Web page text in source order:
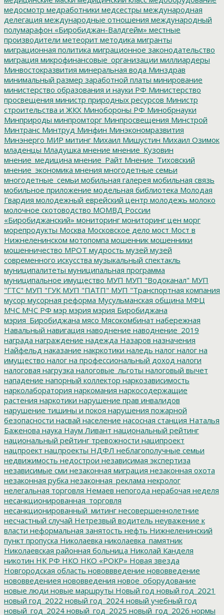
медосмотр медработники медсестры международная
делегация международные отношения международный
полумарафон «Биробиджан-Валдгейм» местные
производители метеорит методика мигранты
миграционная политика миграционное законодательство
миграция микрофинансовые_организации миллиардеры
Минвостокразвития минеральная вода Минздрав
минимальный размер заработной платы минирование
министерство образования и науки РФ Министерство
просвещения министр природных ресурсов Министр
строительства и ЖКХ Минобороны РФ Минобрнауки
Минприроды минпромторг Минпросвещения Минстрой
Минтранс Минтруд Минфин Минэкономразвития
Минэнерго МИР митинг Михаил Мишустин Михаил Озимок
младенцы Младушка мнение мнение_Кузовин
мнение_медицина мнение_Райт Мнение_Тиховский
мнение_экономика мнения многодетные семьи
многодетные_семьи мобильная галерея мобильная связь
мобильное приложение модельная библиотека Молодая
Гвардия молодежный еврейский центр молодежь молоко
молочное скотоводство МОМВД России
«Биробиджанский» мониторинг мониторинг цен морг
морепродукты Москва Московское дело мост Мост в
Нижнеленинском мотопомпа мошенник мошенники
мошенничество МРОТ мудрость музей музей
современного искусства музыкальный спектакль
муниципалитеты муниципальная программа
муниципальное имущество МУП МУП "Водоканал" МУП
"ГТС" МУП "ГУК МУП "ПАТП" МУП "Транспортная компания
мусор мусорная реформа Мусульманская община МФЦ
МЧС МЧС РФ мэр мэрия мэрия Биробиджана
мэрия_Биробиджана мясо Мясокомбинат набережная
Навальный навигация наводнение наводнение_2019
награда награждение надежда Назаров назначения
Найфельд наказание накркотики наледь налог налог на
имущество налог на профессиональный доход налоги
налоговая нагрузка налоговые_льготы налоговый вычет
нападение напорный коллектор наркозависимость
нарколаборатория наркомания наркосодержащие
растения наркотики нарушение прав инвалидов
нарушение тишины и покоя нарушения пожарной
безопасности насвай население насосная станция Наталья
Баженова наука Наум Ливант национальный рейтинг
национальный рейтинг тревожности наципроект
нацпроект нацпроекты НДФЛ неблагополучные семьи
недвижимость недострои независимая экспертиза
независимые сми незаконная миграция незаконная охота
незаконная рубка незаконная_реклама некролог
нелегальная торговля Немаев непогода нерабочая неделя
несанкционированная_торговля
несанкционированный_митинг несовершеннолетние
несчастный случай Нетрезвый водитель неуважение к
власти неформальная занятость нефть Нижнеленинский
пункт пропуска Николаевка николаевка_памятник
Николаевская районная больница Николай Канделя
никотин НК РФ НКО НКО «РОКР» Новая звезда
Новгородская область нововвведение нововведение
нововведениея нововведения новое_оборудование
новые люди новые маршруты Новый год новый год_2021
новый год_2022 новый год_2024 новый учебный год
новый_год_2024 новый_год_2025 новый_год_2026 нормы